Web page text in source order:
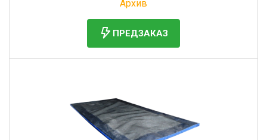
Архив
ПРЕДЗАКАЗ